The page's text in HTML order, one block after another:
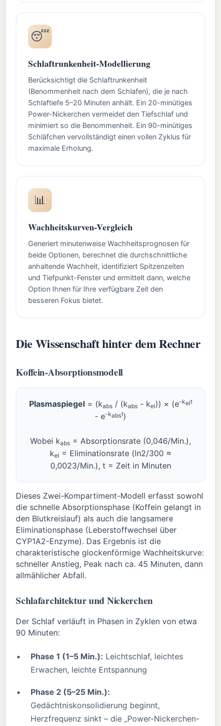
😴
Schlaftrunkenheit-Modellierung
Berücksichtigt die Schlaftrunkenheit
(Benommenheit nach dem Schlafen), die je nach
Schlaftiefe 5–20 Minuten anhält. Ein 20-minütiges
Power-Nickerchen vermeidet den Tiefschlaf und
minimiert so die Benommenheit. Ein 90-minütiges
Schläfchen vervollständigt einen vollen Zyklus für
maximale Erholung.
📊
Wachheitskurven-Vergleich
Generiert minutenweise Wachheitsprognosen für
beide Optionen, berechnet die durchschnittliche
anhaltende Wachheit, identifiziert Spitzenzeiten
und Tiefpunkt-Fenster und ermittelt dann, welche
Option Ihnen für Ihre verfügbare Zeit den
besseren Fokus bietet.
Die Wissenschaft hinter dem Rechner
Koffein-Absorptionsmodell
Plasmaspiegel= (kabs/ (kabs- kel)) × (e-kelt
- e-kabst)
Wobei kabs = Absorptionsrate (0,046/Min.),
kel = Eliminationsrate (ln2/300 ≈
0,0023/Min.), t = Zeit in Minuten
Dieses Zwei-Kompartiment-Modell erfasst sowohl
die schnelle Absorptionsphase (Koffein gelangt in
den Blutkreislauf) als auch die langsamere
Eliminationsphase (Leberstoffwechsel über
CYP1A2-Enzyme). Das Ergebnis ist die
charakteristische glockenförmige Wachheitskurve:
schneller Anstieg, Peak nach ca. 45 Minuten, dann
allmählicher Abfall.
Schlafarchitektur und Nickerchen
Der Schlaf verläuft in Phasen in Zyklen von etwa
90 Minuten:
Phase 1 (1–5 Min.): Leichtschlaf, leichtes
Erwachen, leichte Entspannung
Phase 2 (5–25 Min.):
Gedächtniskonsolidierung beginnt,
Herzfrequenz sinkt – die „Power-Nickerchen-